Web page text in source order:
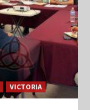
VICTORIA